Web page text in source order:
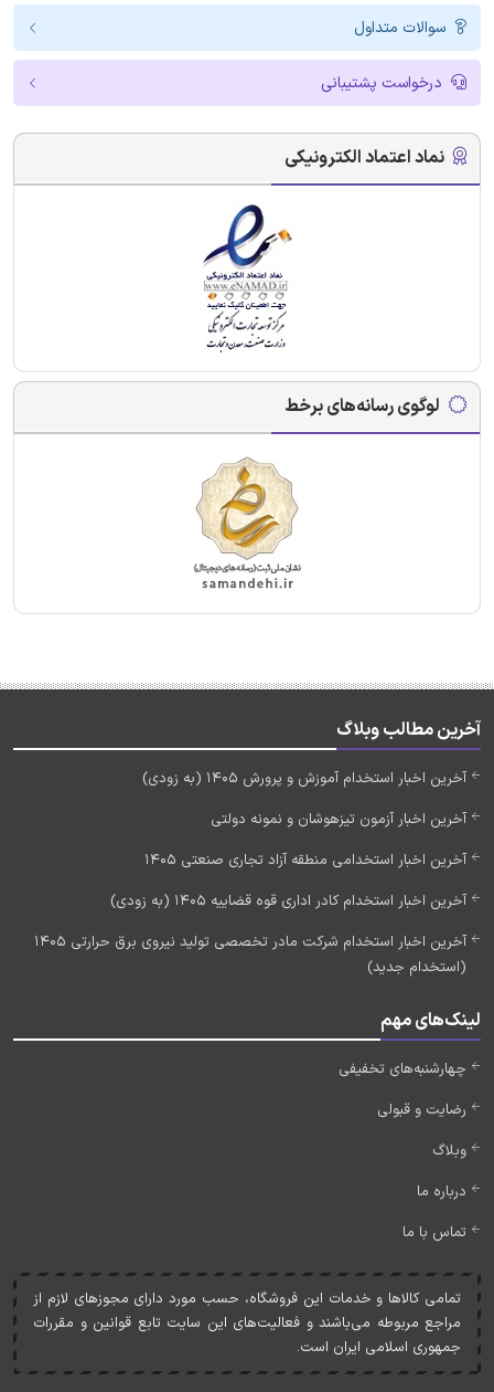
سوالات متداول
درخواست پشتیبانی
نماد اعتماد الکترونیکی
لوگوی رسانه‌های برخط
آخرین مطالب وبلاگ
آخرین اخبار استخدام آموزش و پرورش 1405 (به زودی)
آخرین اخبار آزمون تیزهوشان و نمونه دولتی
آخرین اخبار استخدامی منطقه آزاد تجاری صنعتی 1405
آخرین اخبار استخدام کادر اداری قوه قضاییه 1405 (به زودی)
آخرین اخبار استخدام شرکت مادر تخصصی تولید نیروی برق حرارتی 1405
(استخدام جدید)
لینک‌های مهم
چهارشنبه‌های تخفیفی
رضایت و قبولی
وبلاگ
درباره ما
تماس با ما
تمامی کالاها و خدمات اين فروشگاه، حسب مورد دارای مجوزهای لازم از
مراجع مربوطه می‌باشند و فعاليت‌های اين سايت تابع قوانين و مقررات
جمهوری اسلامی ايران است.